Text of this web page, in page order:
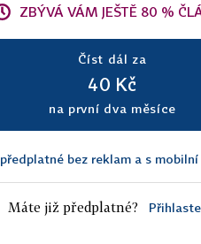
ZBÝVÁ VÁM JEŠTĚ 80 %
Číst dál za
40 Kč
na první dva měsíce
předplatné bez reklam a s
Máte již předplatné?